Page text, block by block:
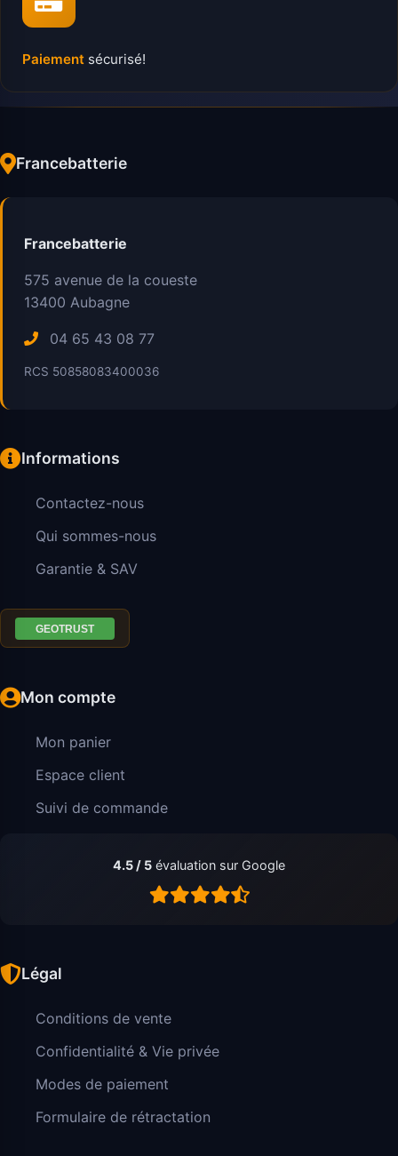
Paiement sécurisé!
Francebatterie
Francebatterie
575 avenue de la coueste
13400 Aubagne
04 65 43 08 77
RCS 50858083400036
Informations
Contactez-nous
Qui sommes-nous
Garantie & SAV
Mon compte
Mon panier
Espace client
Suivi de commande
4.5 / 5 évaluation sur Google
Légal
Conditions de vente
Confidentialité & Vie privée
Modes de paiement
Formulaire de rétractation